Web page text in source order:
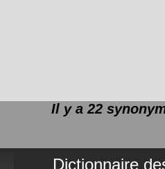
Il y a 22
Dictionnaire